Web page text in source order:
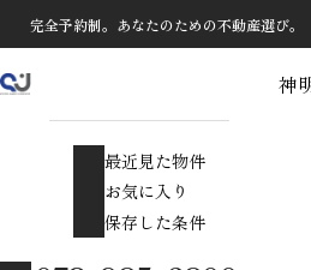
完全予約制。あなたのための不動産選
神
最近見た物件
お気に入り
保存した条件